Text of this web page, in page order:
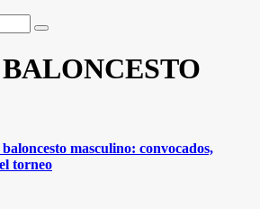
BALONCESTO
masculino: convocados,
torneo